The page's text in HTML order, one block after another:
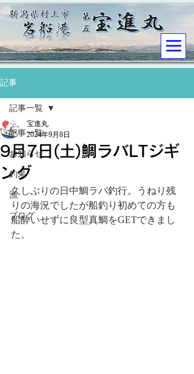
記事
記事一覧
お知らせ
釣果
漁
ブログ
記事一覧
9月7日(土)鯛ラバLTジギ
ング
宝進丸
2024年9月8日
久しぶりの日中鯛ラバ釣行。うねり残
りの海況でしたが船釣り初めての方も
船酔いせずに良型真鯛をGETできまし
た。